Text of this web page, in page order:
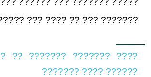
?? ???? ??? ????? ????????.
??????? ?? ???? ??????
?????? ???? ???????